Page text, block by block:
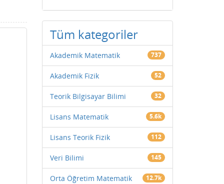
Tüm kategoriler
Akademik Matematik 737
Akademik Fizik 52
Teorik Bilgisayar Bilimi 32
Lisans Matematik 5.6k
Lisans Teorik Fizik 112
Veri Bilimi 145
Orta Öğretim Matematik 12.7k